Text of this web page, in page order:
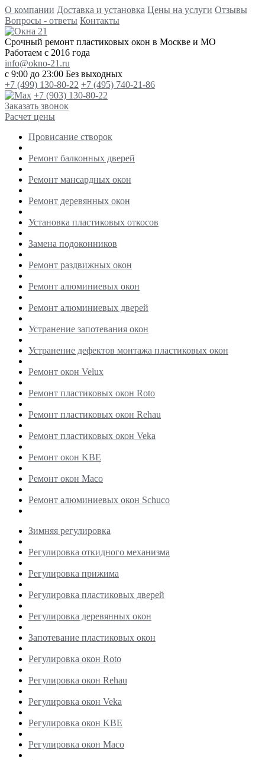
О компании Доставка и установка Цены на услуги Отзывы
Вопросы - ответы Контакты
Срочный ремонт пластиковых окон в Москве и МО
Работаем с 2016 года
info@okno-21.ru
с 9:00 до 23:00 Без выходных
+7 (499) 130-80-22 +7 (495) 740-21-86
+7 (903) 130-80-22
Заказать звонок
Расчет цены
Провисание створок
Ремонт балконных дверей
Ремонт мансардных окон
Ремонт деревянных окон
Установка пластиковых откосов
Замена подоконников
Ремонт раздвижных окон
Ремонт алюминиевых окон
Ремонт алюминиевых дверей
Устранение запотевания окон
Устранение дефектов монтажа пластиковых окон
Ремонт окон Velux
Ремонт пластиковых окон Roto
Ремонт пластиковых окон Rehau
Ремонт пластиковых окон Veka
Ремонт окон KBE
Ремонт окон Maco
Ремонт алюминиевых окон Schuco
Зимняя регулировка
Регулировка откидного механизма
Регулировка прижима
Регулировка пластиковых дверей
Регулировка деревянных окон
Запотевание пластиковых окон
Регулировка окон Roto
Регулировка окон Rehau
Регулировка окон Veka
Регулировка окон KBE
Регулировка окон Maco